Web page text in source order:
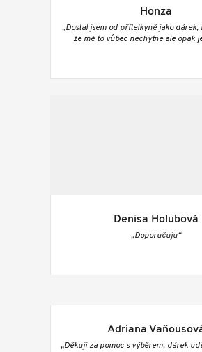
Honza
„Dostal jsem od přítelkyně jako dárek,
že mě to vůbec nechytne ale opak
Denisa Holubová
„Doporučuju“
Adriana
„Děkuji za pomoc s výběrem, dárek